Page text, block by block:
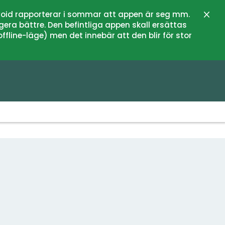
rapporterar i sommar att appen är seg mm.
bättre. Den befintliga appen skall ersättas
läge) men det innebär att den blir för stor